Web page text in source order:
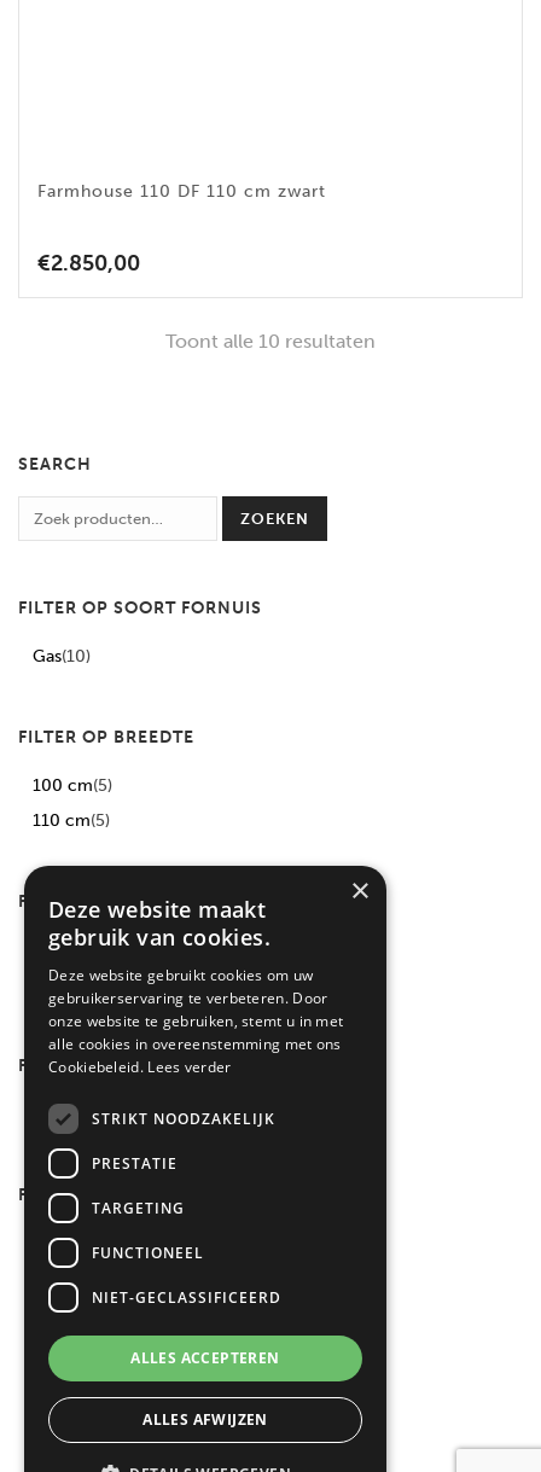
Farmhouse 110 DF 110 cm zwart
€2.850,00
Toont alle 10 resultaten
SEARCH
ZOEKEN
FILTER OP SOORT FORNUIS
Gas(10)
FILTER OP BREEDTE
100 cm(5)
110 cm(5)
FILTER OP TYPE
Cookcentre(4)
Farmhouse(6)
FILTER OP AANTAL COMPARTIMENTEN
(10)
FILTER OP KLEUR
Crème
(2)
RVS(2)
Zwart(4)
Antraciet
×
Deze website maakt
gebruik van cookies.
Deze website gebruikt cookies om uw
gebruikerservaring te verbeteren. Door
onze website te gebruiken, stemt u in met
alle cookies in overeenstemming met ons
Cookiebeleid. Lees verder
STRIKT NOODZAKELIJK
PRESTATIE
TARGETING
FUNCTIONEEL
NIET-GECLASSIFICEERD
ALLES ACCEPTEREN
ALLES AFWIJZEN